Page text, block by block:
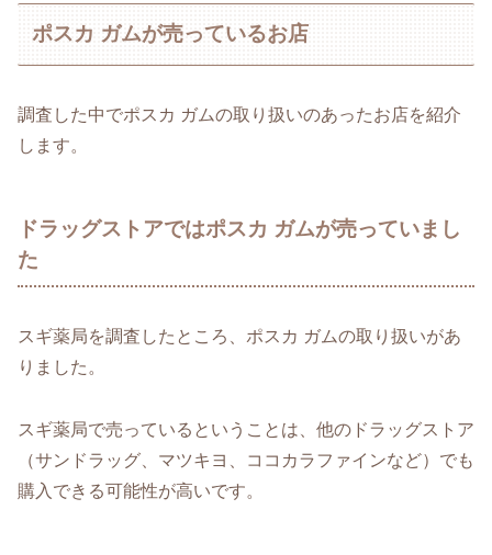
ポスカ ガムが売っているお店
調査した中でポスカ ガムの取り扱いのあったお店を紹介
します。
ドラッグストアではポスカ ガムが売っていまし
た
スギ薬局を調査したところ、ポスカ ガムの取り扱いがあ
りました。
スギ薬局で売っているということは、他のドラッグストア
（サンドラッグ、マツキヨ、ココカラファインなど）でも
購入できる可能性が高いです。